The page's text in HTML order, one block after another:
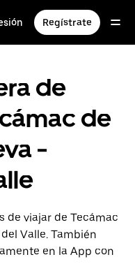
Regístrate
de
de
-
de viajar de Tecámac
Valle. También
en la App con